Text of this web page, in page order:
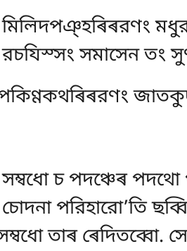
মিলিদপঞ্হৰিৰরণং
রচযিস্সং সমাসেন তং
সম্বধো চ পদঞ্চেৰ পদথো
চোদনা পরিহারো’তি
সম্বধো তাৰ ৰেদিতব্বো.